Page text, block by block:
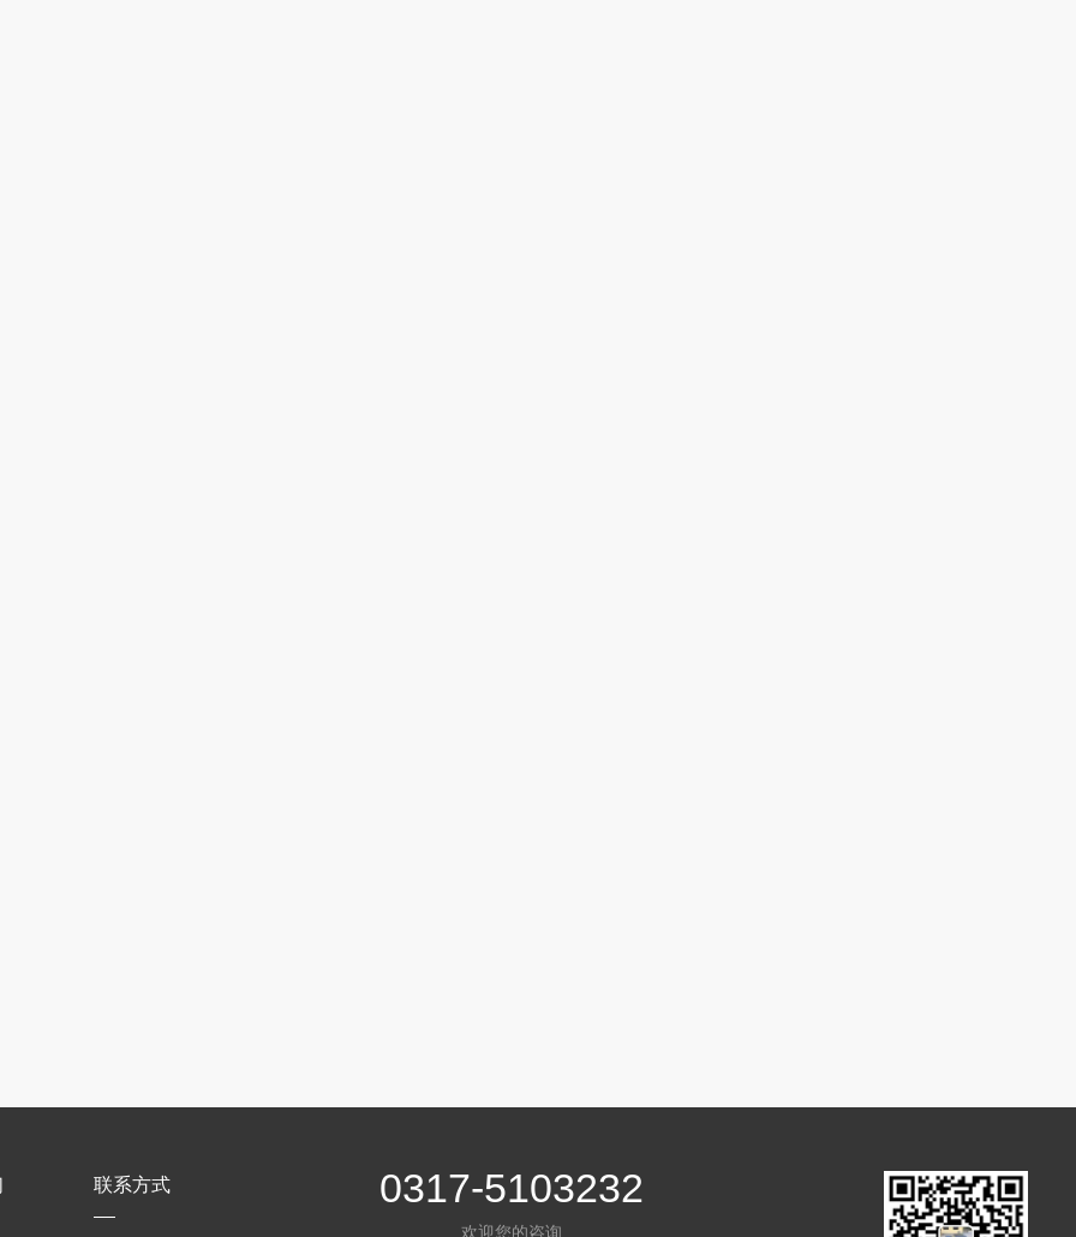
联系方式 0317-5103232
欢迎您的咨询